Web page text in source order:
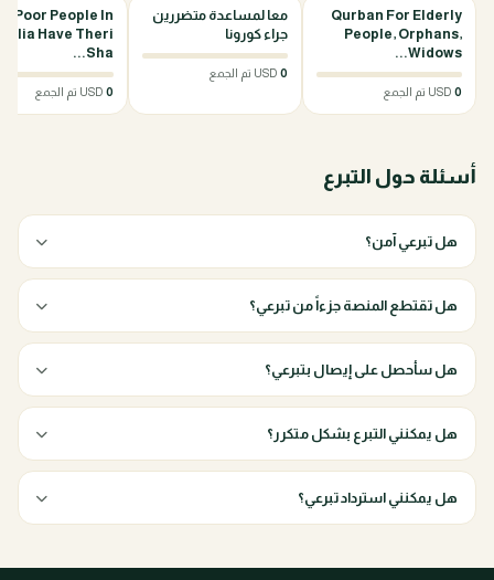
0%Qurban For Elderly
People, Orphans,
Widows...
0
0%
معا لمساعدة متضررين
جراء كورونا
0
Poor People In
Have Theri
Sha...
0
أسئلة حول التبرع
هل تبرعي آمن؟
هل تقتطع المنصة جزءاً من تبرعي؟
هل سأحصل على إيصال بتبرعي؟
هل يمكنني التبرع بشكل متكرر؟
هل يمكنني استرداد تبرعي؟